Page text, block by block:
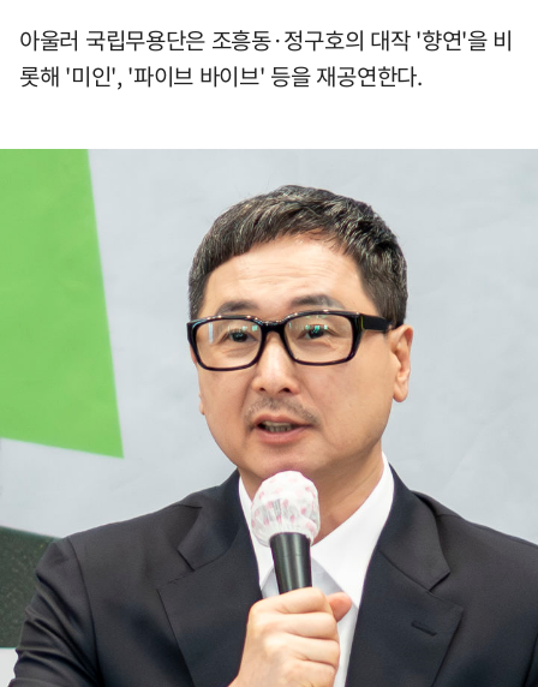
아울러 국립무용단은 조흥동·정구호의 대작 '향연'을 비
롯해 '미인', '파이브 바이브' 등을 재공연한다.